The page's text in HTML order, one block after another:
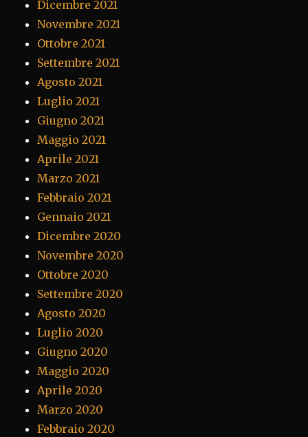
Dicembre 2021
Novembre 2021
Ottobre 2021
Settembre 2021
Agosto 2021
Luglio 2021
Giugno 2021
Maggio 2021
Aprile 2021
Marzo 2021
Febbraio 2021
Gennaio 2021
Dicembre 2020
Novembre 2020
Ottobre 2020
Settembre 2020
Agosto 2020
Luglio 2020
Giugno 2020
Maggio 2020
Aprile 2020
Marzo 2020
Febbraio 2020